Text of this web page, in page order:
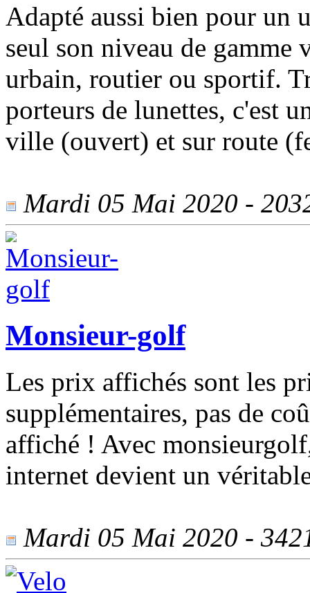
Adapté aussi bien pour un
seul son niveau de gamme
urbain, routier ou sportif.
porteurs de lunettes, c'est
ville (ouvert) et sur route
Mardi 05 Mai 2020 -
Monsieur-golf
Les prix affichés sont les
supplémentaires, pas de
affiché ! Avec
internet devient un
Mardi 05 Mai 2020 -